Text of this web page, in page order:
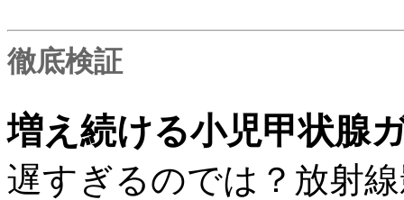
徹底検証
増え続ける小児甲状腺
遅すぎるのでは？放射